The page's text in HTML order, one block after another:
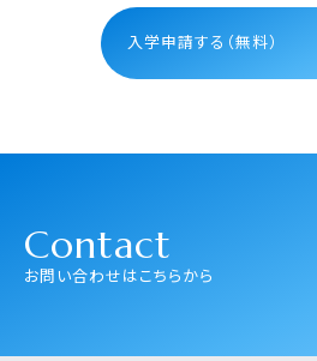
入学申請する（無料）
Contact
お問い合わせはこちらから